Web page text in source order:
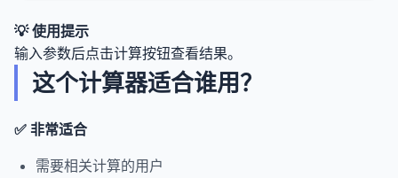
💡 使用提示
输入参数后点击计算按钮查看结果。
这个计算器适合谁用？
✅ 非常适合
需要相关计算的用户